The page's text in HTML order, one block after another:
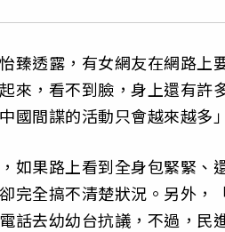
臻透露，有女網友在網路上
來，看不到臉，身上還有許
國間諜的活動只會越來越多
如果路上看到全身包緊緊
完全搞不清楚狀況。另外
話去幼幼台抗議，不過，民